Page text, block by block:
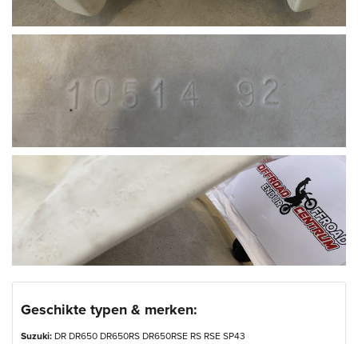
Geschikte typen & merken:
Suzuki: DR DR650 DR650RS DR650RSE RS RSE SP43